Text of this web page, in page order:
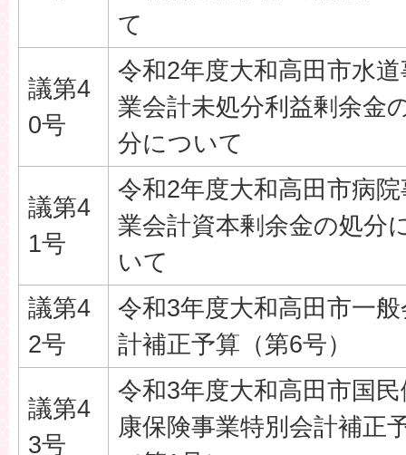
て
議第4
0号
令和2年度大和高田市水道
業会計未処分利益剰余金
分について
議第4
1号
令和2年度大和高田市病院
業会計資本剰余金の処分
いて
議第4
2号
令和3年度大和高田市一般
計補正予算（第6号）
議第4
3号
令和3年度大和高田市国民
康保険事業特別会計補正